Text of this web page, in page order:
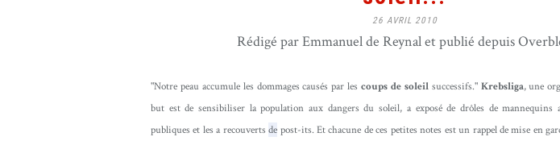
26 AVRIL 2010
Rédigé par Emmanuel de Reynal et publié depuis
"Notre peau accumule les dommages causés par lescoups de soleilsuccessifs." Krebsliga, une
but est de sensibiliser la population aux dangers du soleil, a exposé de drôles de mannequins
publiques et les a recouvertsde post-its. Et chacune de ces petites notes est un rappelde mise en